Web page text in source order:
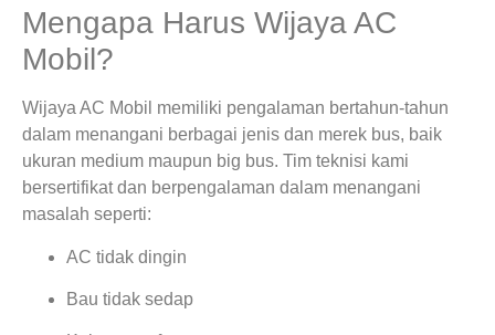
Mengapa Harus Wijaya AC
Mobil?
Wijaya AC Mobil memiliki pengalaman bertahun-tahun
dalam menangani berbagai jenis dan merek bus, baik
ukuran medium maupun big bus. Tim teknisi kami
bersertifikat dan berpengalaman dalam menangani
masalah seperti:
AC tidak dingin
Bau tidak sedap